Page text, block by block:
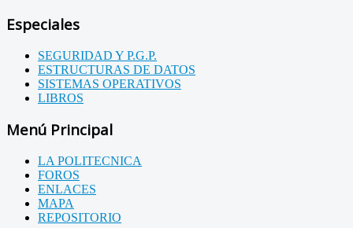
Especiales
SEGURIDAD Y P.G.P.
ESTRUCTURAS DE DATOS
SISTEMAS OPERATIVOS
LIBROS
Menú Principal
LA POLITECNICA
FOROS
ENLACES
MAPA
REPOSITORIO